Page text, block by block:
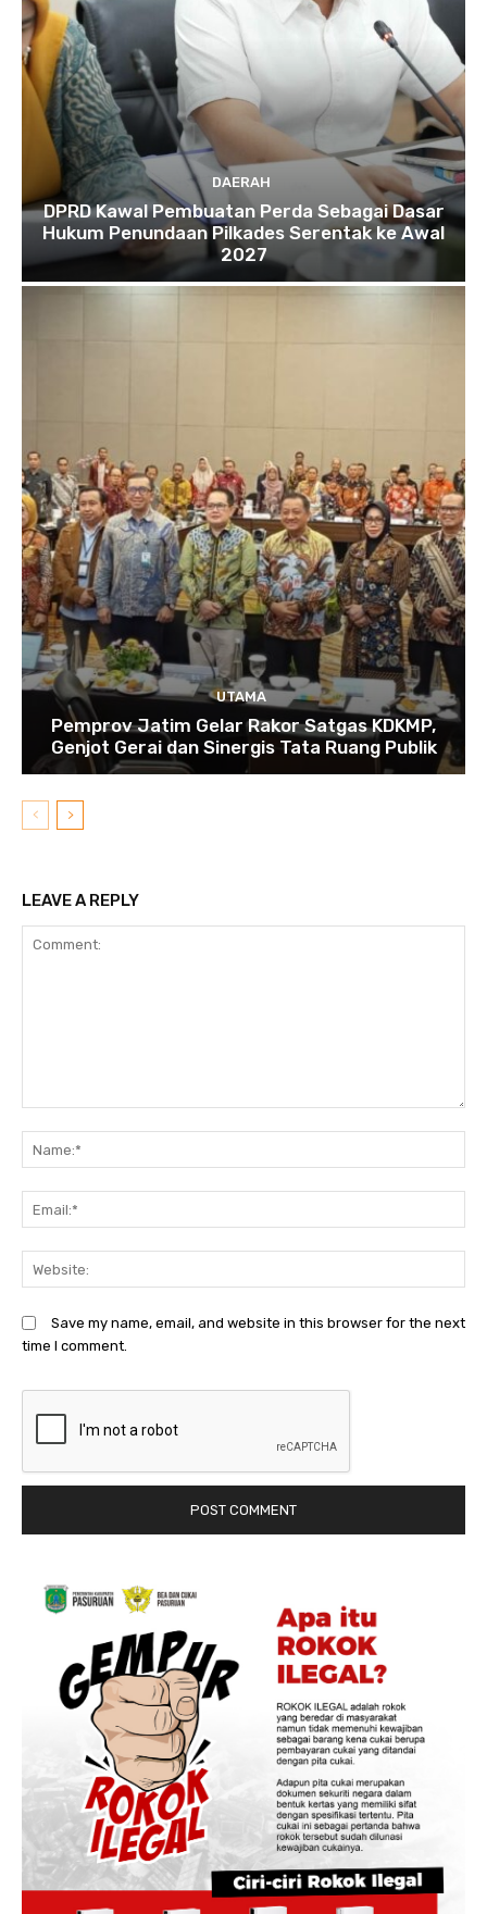
DAERAH
DPRD Kawal Pembuatan Perda Sebagai Dasar
Hukum Penundaan Pilkades Serentak ke Awal
2027
UTAMA
Pemprov Jatim Gelar Rakor Satgas KDKMP,
Genjot Gerai dan Sinergis Tata Ruang Publik
LEAVE A REPLY
Save my name, email, and website in this browser for the next
time I comment.